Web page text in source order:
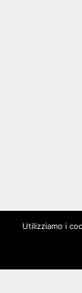
Utilizziamo i